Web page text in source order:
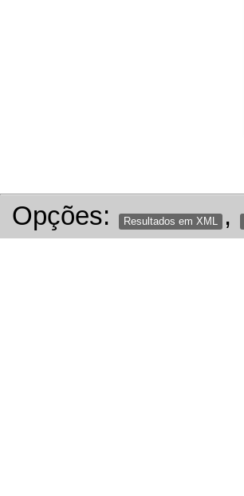
Opções: Resultados em XML ,